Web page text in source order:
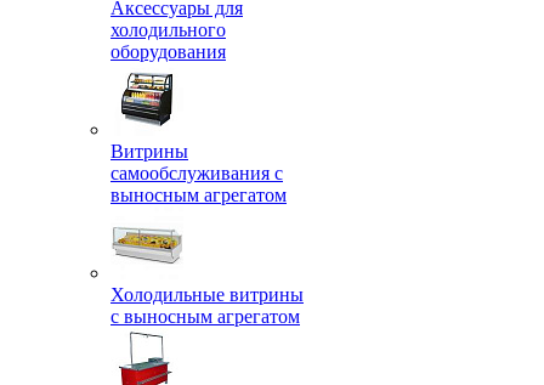
Аксессуары для
холодильного
оборудования
Витрины
самообслуживания с
выносным агрегатом
Холодильные витрины
с выносным агрегатом